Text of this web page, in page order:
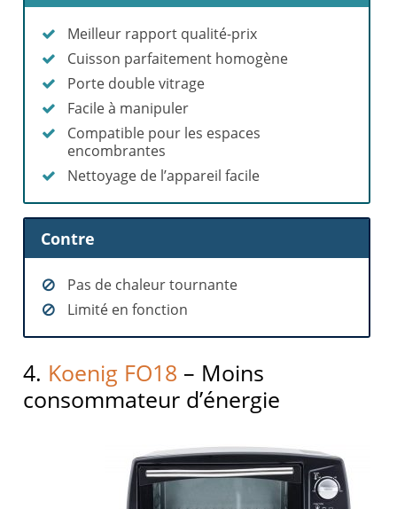
Meilleur rapport qualité-prix
Cuisson parfaitement homogène
Porte double vitrage
Facile à manipuler
Compatible pour les espaces
encombrantes
Nettoyage de l’appareil facile
Contre
Pas de chaleur tournante
Limité en fonction
4. Koenig FO18 – Moins
consommateur d’énergie